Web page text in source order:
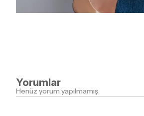
Yorumlar
Henüz yorum yapılmamış